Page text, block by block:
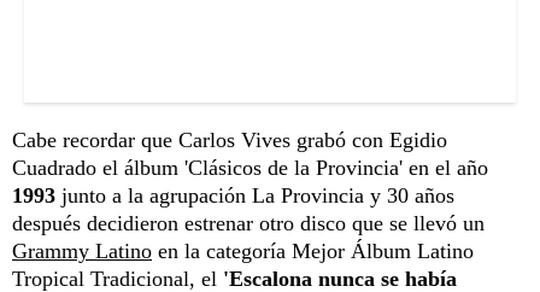
Cabe recordar que Carlos Vives grabó con Egidio
Cuadrado el álbum 'Clásicos de la Provincia' en el año
1993 junto a la agrupación La Provincia y 30 años
después decidieron estrenar otro disco que se llevó un
Grammy Latino en la categoría Mejor Álbum Latino
Tropical Tradicional, el 'Escalona nunca se había